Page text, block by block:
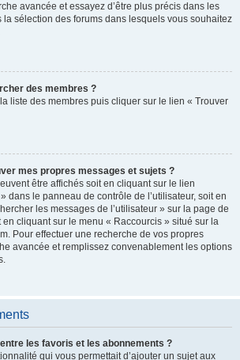
avancée et essayez d’être plus précis dans les
la sélection des forums dans lesquels vous souhaitez
des membres ?
liste des membres puis cliquer sur le lien « Trouver
mes propres messages et sujets ?
être affichés soit en cliquant sur le lien
dans le panneau de contrôle de l’utilisateur, soit en
les messages de l’utilisateur » sur la page de
cliquant sur le menu « Raccourcis » situé sur la
Pour effectuer une recherche de vos propres
avancée et remplissez convenablement les options
les favoris et les abonnements ?
qui vous permettait d’ajouter un sujet aux